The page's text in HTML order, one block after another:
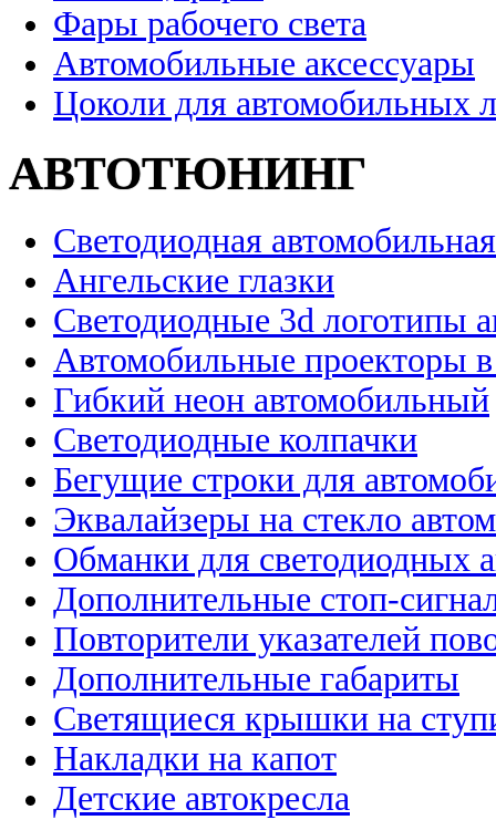
Фары рабочего света
Автомобильные аксессуары
Цоколи для автомобильных
АВТОТЮНИНГ
Светодиодная
Ангельские глазки
Светодиодные 3d логотипы
Автомобильные проекторы
Гибкий неон автомобильный
Светодиодные колпачки
Бегущие строки для
Эквалайзеры на стекло
Обманки для светодиодных
Дополнительные стоп-
Повторители указателей
Дополнительные габариты
Светящиеся крышки на
Накладки на капот
Детские автокресла